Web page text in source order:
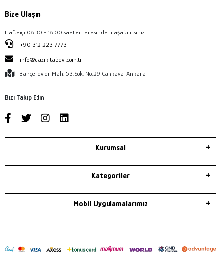
Bize Ulaşın
Haftaiçi 08:30 - 18:00 saatleri arasında ulaşabilirsiniz.
+90 312 223 7773
info@gazikitabevi.com.tr
Bahçelievler Mah. 53. Sok. No:29 Çankaya-Ankara
Bizi Takip Edin
Kurumsal
Kategoriler
Mobil Uygulamalarımız